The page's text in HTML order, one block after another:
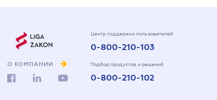
О КОМПАНИИ
Центр поддержки пользователей
0-800-210-103
Подбор продуктов и решений
0-800-210-102